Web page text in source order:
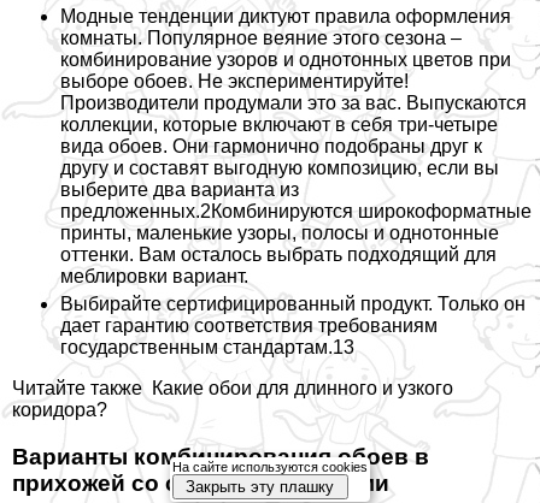
Модные тенденции диктуют правила оформления
комнаты. Популярное веяние этого сезона –
комбинирование узоров и однотонных цветов при
выборе обоев. Не экспериментируйте!
Производители продумали это за вас. Выпускаются
коллекции, которые включают в себя три-четыре
вида обоев. Они гармонично подобраны друг к
другу и составят выгодную композицию, если вы
выберите два варианта из
предложенных.2Комбинируются широкоформатные
принты, маленькие узоры, полосы и однотонные
оттенки. Вам осталось выбрать подходящий для
мeблировки вариант.
Выбирайте сертифицированный продукт. Только он
дает гарантию соответствия требованиям
государственным стандартам.13
Читайте также Какие обои для длинного и узкого
коридора?
Варианты комбинирования обоев в
прихожей со светлыми дверями
На сайте используются cookies
Закрыть эту плашку